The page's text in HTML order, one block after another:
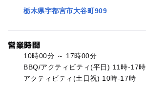
栃木県宇都宮市大谷町909
営業時間
10時00分 ～ 17時00分
BBQ/アクティビティ(平日) 11時-17時
アクティビティ(土日祝) 10時‐17時